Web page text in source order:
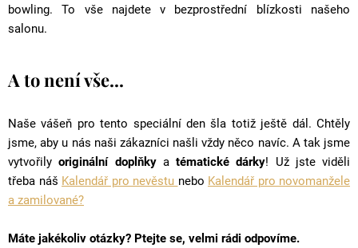
bowling. To vše najdete v bezprostřední blízkosti našeho
salonu.
A to není vše...
Naše vášeň pro tento speciální den šla totiž ještě dál. Chtěly
jsme, aby u nás naši zákazníci našli vždy něco navíc. A tak jsme
vytvořilyoriginální doplňkya tématické dárky! Už jste viděli
třeba náš Kalendář pro nevěstu nebo Kalendář pro novomanžele
a zamilované?
Máte jakékoliv otázky? Ptejte se, velmi rádi odpovíme.